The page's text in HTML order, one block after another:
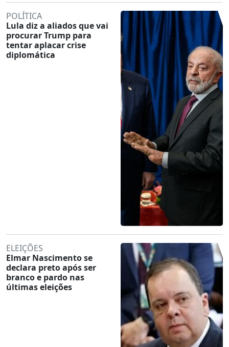
POLÍTICA
Lula diz a aliados que vai
procurar Trump para
tentar aplacar crise
diplomática
ELEIÇÕES
Elmar Nascimento se
declara preto após ser
branco e pardo nas
últimas eleições